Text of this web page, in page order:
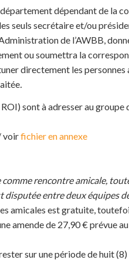
dépendant de la
seuls secrétaire et/ou
de l’AWBB,
ou soumettra la
directement les personnes
.
sont à adresser au groupe
voirfichier en annexe
rencontre amicale,
disputée entre deux équipes
amicales est gratuite,
amende de 27,90 € prévue
sur une période de huit (8)